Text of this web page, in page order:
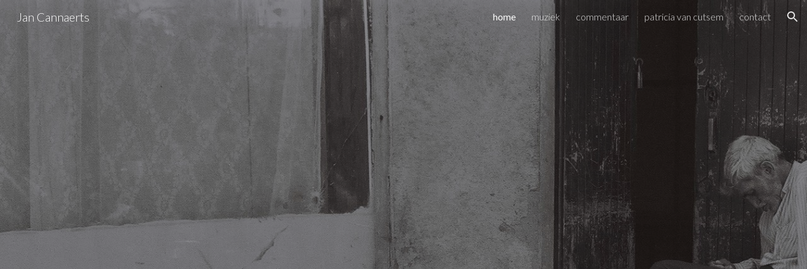
Skip to main content Skip to navigation
Jan Cannaerts home muziek commentaar patricia van cutsem contact